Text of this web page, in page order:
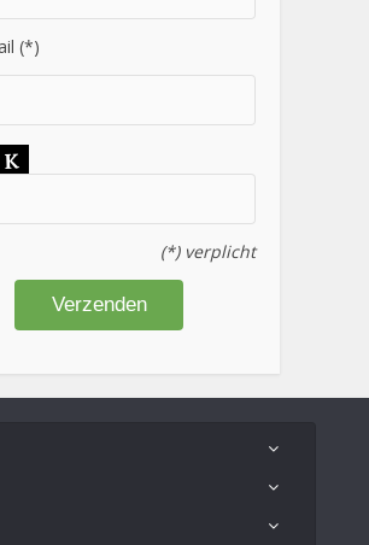
(*)
(*) verplicht